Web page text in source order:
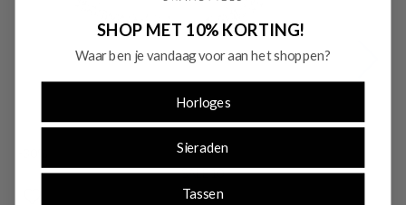
SALE10
SHOP MET 10% KORTING!
Waar ben je vandaag voor aan het shoppen?
Horloges
Sieraden
Tassen